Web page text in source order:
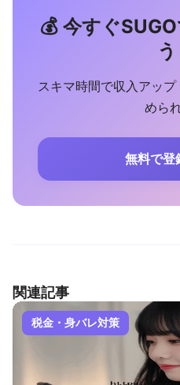
💰 今すぐ
う
スキマ時間で収入アッ
めら
無料で
関連記事
税金・身バレ対策